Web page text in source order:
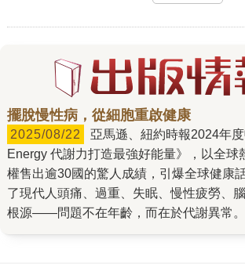
擺脫慢性病，從細胞重啟健康
2025/08/22
Energy 代謝力打造最強好能量》，以全球
權售出逾30國的驚人成績，引爆全球健康
了現代人頭痛、過重、失眠、慢性疲勞、
根源——問題不在年齡，而在於代謝異常